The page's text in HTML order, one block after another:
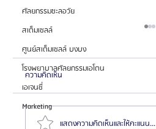
ศัลยกรรมชะลอวัย
สเต็มเซลล์
ศูนย์สเต็มเซลล์ บงบง
โรงพยาบาลศัลยกรรมเอโตน
เอเจนซี่
Marketing
ความคิดเห็น
แสดงความคิดเห็นและให้คะแนน...